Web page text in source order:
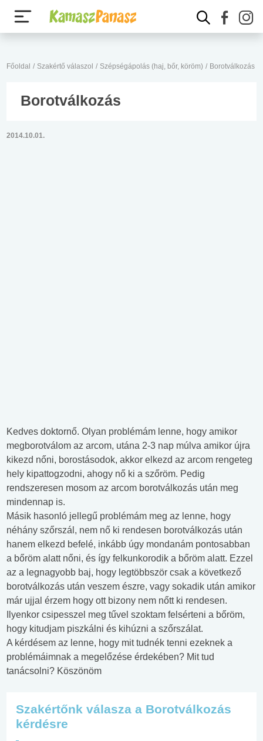
Főoldal / Szakértő válaszol / Szépségápolás (haj, bőr, köröm) / Borotválkozás
Borotválkozás
2014.10.01.
Kedves doktornő. Olyan problémám lenne, hogy amikor
megborotválom az arcom, utána 2-3 nap múlva amikor újra
kikezd nőni, borostásodok, akkor elkezd az arcom rengeteg
hely kipattogzodni, ahogy nő ki a szőröm. Pedig
rendszeresen mosom az arcom borotválkozás után meg
mindennap is.
Másik hasonló jellegű problémám meg az lenne, hogy
néhány szőrszál, nem nő ki rendesen borotválkozás után
hanem elkezd befelé, inkább úgy mondanám pontosabban
a bőröm alatt nőni, és így felkunkorodik a bőröm alatt. Ezzel
az a legnagyobb baj, hogy legtöbbször csak a következő
borotválkozás után veszem észre, vagy sokadik után amikor
már ujjal érzem hogy ott bizony nem nőtt ki rendesen.
Ilyenkor csipesszel meg tűvel szoktam felsérteni a bőröm,
hogy kitudjam piszkálni és kihúzni a szőrszálat.
A kérdésem az lenne, hogy mit tudnék tenni ezeknek a
problémáimnak a megelőzése érdekében? Mit tud
tanácsolni? Köszönöm
Szakértőnk válasza a Borotválkozás
kérdésre